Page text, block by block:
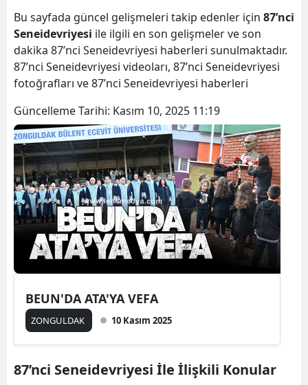
Bu sayfada güncel gelişmeleri takip edenler için 87’nci
Seneidevriyesi ile ilgili en son gelişmeler ve son
dakika 87’nci Seneidevriyesi haberleri sunulmaktadır.
87’nci Seneidevriyesi videoları, 87’nci Seneidevriyesi
fotoğrafları ve 87’nci Seneidevriyesi haberleri
Güncelleme Tarihi: Kasım 10, 2025 11:19
BEUN'DA ATA'YA VEFA
ZONGULDAK 10 Kasım 2025
87’nci Seneidevriyesi İle İlişkili Konular